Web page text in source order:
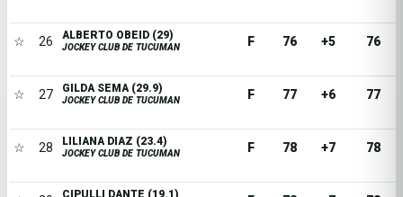
☆ 26 ALBERTO OBEID (29)
JOCKEY CLUB DE TUCUMAN F 76 +5 76
☆ 27 GILDA SEMA (29.9)
JOCKEY CLUB DE TUCUMAN F 77 +6 77
☆ 28 LILIANA DIAZ (23.4)
JOCKEY CLUB DE TUCUMAN F 78 +7 78
CIPULLI DANTE (19.1)